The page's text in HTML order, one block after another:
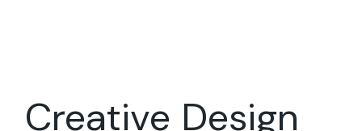
Creative Design